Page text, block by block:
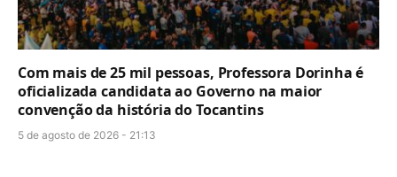
Com mais de 25 mil pessoas, Professora Dorinha é
oficializada candidata ao Governo na maior
convenção da história do Tocantins
5 de agosto de 2026 - 21:13